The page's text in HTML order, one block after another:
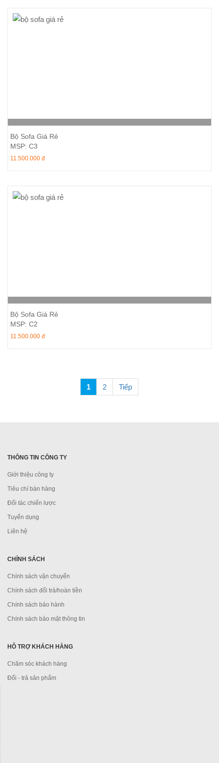
Bộ Sofa Giá Rẻ
MSP: C3
11.500.000 đ
Bộ Sofa Giá Rẻ
MSP: C2
11.500.000 đ
1 2 Tiếp
THÔNG TIN CÔNG TY
Giới thiệu công ty
Tiêu chí bán hàng
Đối tác chiến lược
Tuyển dụng
Liên hệ
CHÍNH SÁCH
Chính sách vận chuyển
Chính sách đổi trả/hoàn tiền
Chính sách bảo hành
Chính sách bảo mật thông tin
HỖ TRỢ KHÁCH HÀNG
Chăm sóc khách hàng
Đổi - trả sản phẩm